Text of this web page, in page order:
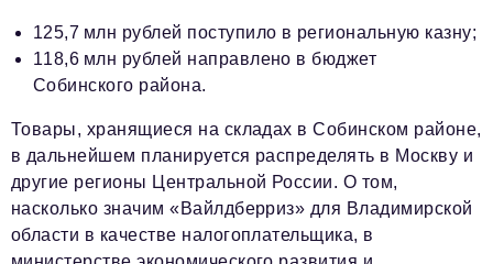
125,7 млн рублей поступило в региональную казну;
118,6 млн рублей направлено в бюджет
Собинского района.
Товары, хранящиеся на складах в Собинском районе,
в дальнейшем планируется распределять в Москву и
другие регионы Центральной России. О том,
насколько значим «Вайлдберриз» для Владимирской
области в качестве налогоплательщика, в